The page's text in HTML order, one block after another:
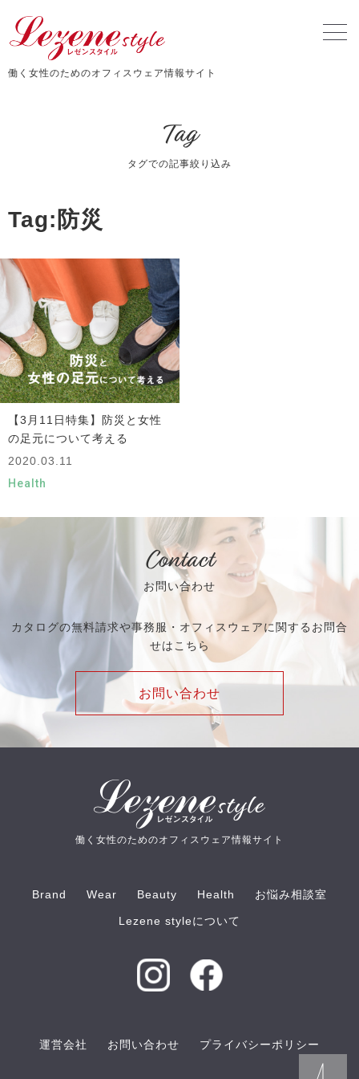
働く女性のためのオフィスウェア情報サイト
Tag
タグでの記事絞り込み
Tag:防災
【3月11日特集】防災と女性
の足元について考える
2020.03.11
Health
Contact
お問い合わせ
カタログの無料請求や事務服・オフィスウェアに関するお問合
せはこちら
お問い合わせ
働く女性のためのオフィスウェア情報サイト
Brand Wear Beauty Health お悩み相談室
Lezene styleについて
運営会社 お問い合わせ プライバシーポリシー